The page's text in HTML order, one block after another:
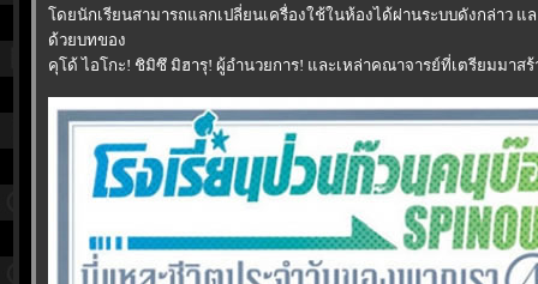
ดยนักเรียนสามารถแลกเปลี่ยนเครื่องใช้ในห้องได้ผ่านระบบดังกล่าว แ
ด้วยบทของ
คุโด้ ไอโกะ! ชิมิซึ มิฮารุ! ผู้อำนวยการ! และเหล่าคณาจารย์ที่เตรียมมาส